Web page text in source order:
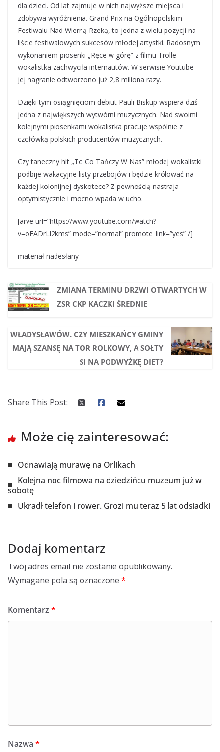
dla dzieci. Od lat zajmuje w nich najwyższe miejsca i
zdobywa wyróżnienia. Grand Prix na Ogólnopolskim
Festiwalu Nad Wierną Rzeką, to jedna z wielu pozycji na
liście festiwalowych sukcesów młodej artystki. Radosnym
wykonaniem piosenki „Ręce w górę” z filmu Trolle
wokalistka zachwyciła internautów. W serwisie Youtube
jej nagranie odtworzono już 2,8 miliona razy.
Dzięki tym osiągnięciom debiut Pauli Biskup wspiera dziś
jedna z największych wytwórni muzycznych. Nad swoimi
kolejnymi piosenkami wokalistka pracuje wspólnie z
czołówką polskich producentów muzycznych.
Czy taneczny hit „To Co Tańczy W Nas” młodej wokalistki
podbije wakacyjne listy przebojów i będzie królować na
każdej kolonijnej dyskotece? Z pewnością nastraja
optymistycznie i mocno wpada w ucho.
[arve url=”https://www.youtube.com/watch?
v=oFADrLl2kms” mode=”normal” promote_link=”yes” /]
materiał nadesłany
ZMIANA TERMINU DRZWI OTWARTYCH W
ZSR CKP KACZKI ŚREDNIE
WŁADYSŁAWÓW. CZY MIESZKAŃCY GMINY
MAJĄ SZANSĘ NA TOR ROLKOWY, A SOŁTY
SI NA PODWYŻKĘ DIET?
Share This Post:
Może cię zainteresować:
Odnawiają murawę na Orlikach
Kolejna noc filmowa na dziedzińcu muzeum już w
sobotę
Ukradł telefon i rower. Grozi mu teraz 5 lat odsiadki
Dodaj komentarz
Twój adres email nie zostanie opublikowany.
Wymagane pola są oznaczone *
Komentarz *
Nazwa *